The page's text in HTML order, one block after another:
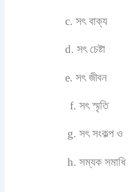
c. সৎ বাক্য
d. সৎ চেষ্টা
e. সৎ জীবন
f. সৎ স্মৃতি
g. সৎ সংকল্প ও
h. সম্যক সমাধি